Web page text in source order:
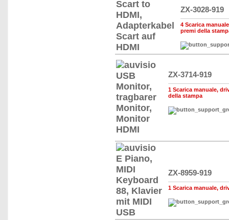
ZX-3028-919
4 Scarica
premi della
ZX-3714-919
1 Scarica manuale,
della stampa
ZX-8959-919
1 Scarica manuale,